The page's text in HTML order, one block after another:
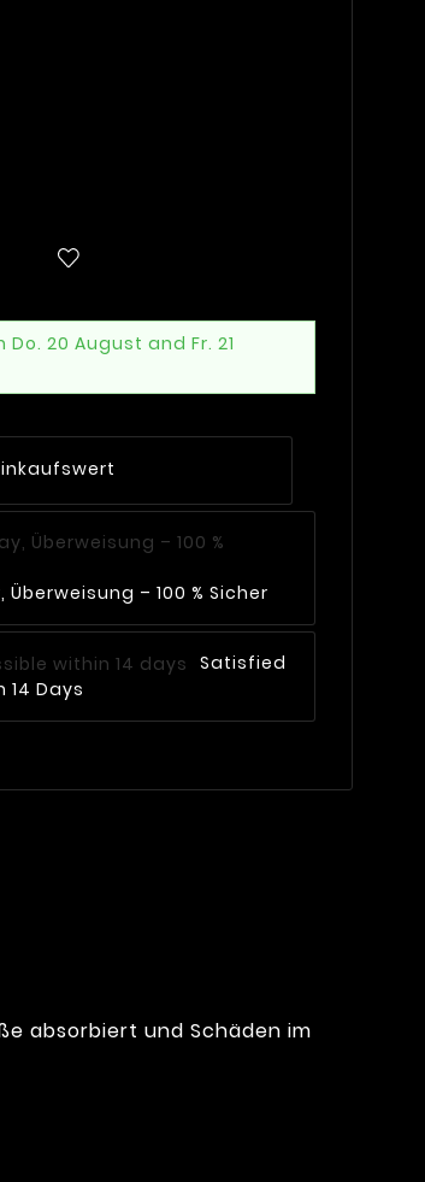
20 August and Fr. 21
– 100 % Sicher
Satisfied
14 Days
absorbiert und Schäden im